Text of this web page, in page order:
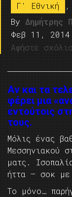
Γ' Εθνική ,
By Δημήτρης
Φεβ 11, 2014
Αφήστε σχόλιο
Αν και τα
φέρει μια
εντούτοις
τους.
Μόλις ένας
Μεσσηνιακού
ματς.
ήττα – σοκ
Το μόνο…